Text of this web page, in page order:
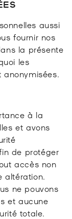
aussi
fournir nos
la présente
les
à la
et avons
de protéger
accès non
altération.
ne pouvons
et aucune
totale.